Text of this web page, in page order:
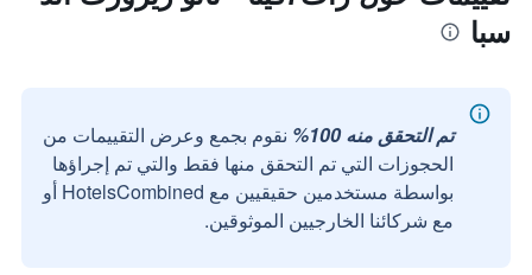
سبا
تم التحقق منه 100%
نقوم بجمع وعرض التقييمات من
الحجوزات التي تم التحقق منها فقط والتي تم إجراؤها
بواسطة مستخدمين حقيقيين مع HotelsCombined أو
مع شركائنا الخارجيين الموثوقين.